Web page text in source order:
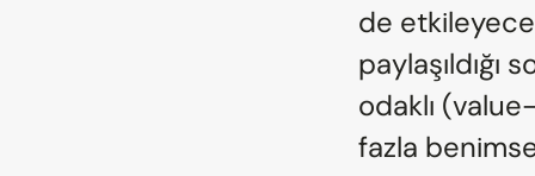
de
odaklı
fazla